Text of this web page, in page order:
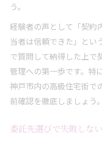
う。
経験者の声として「契約
当者は信頼できた」とい
で質問して納得した上で
管理への第一歩です。特
神戸市内の高級住宅街で
前確認を徹底しましょう。
委託先選びで失敗しな